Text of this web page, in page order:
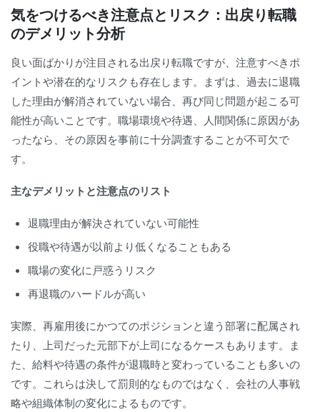
気をつけるべき注意点とリスク：出戻り転職
のデメリット分析
良い面ばかりが注目される出戻り転職ですが、注意すべきポ
イントや潜在的なリスクも存在します。まずは、過去に退職
した理由が解消されていない場合、再び同じ問題が起こる可
能性が高いことです。職場環境や待遇、人間関係に原因があ
ったなら、その原因を事前に十分調査することが不可欠で
す。
主なデメリットと注意点のリスト
退職理由が解決されていない可能性
役職や待遇が以前より低くなることもある
職場の変化に戸惑うリスク
再退職のハードルが高い
実際、再雇用後にかつてのポジションと違う部署に配属され
たり、上司だった元部下が上司になるケースもあります。ま
た、給料や待遇の条件が退職時と変わっていることも多いの
です。これらは決して罰則的なものではなく、会社の人事戦
略や組織体制の変化によるものです。